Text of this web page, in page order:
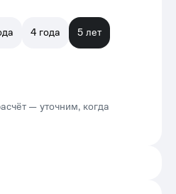
4 года
5 лет
— уточним, когда